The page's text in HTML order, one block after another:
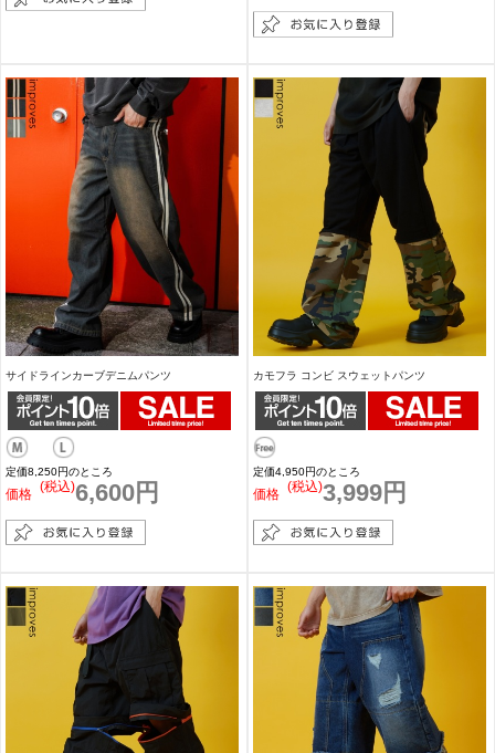
サイドラインカーブデニムパンツ
定価8,250円のところ
価格 6,600円
(税込)
カモフラ コンビ スウェットパンツ
定価4,950円のところ
価格 3,999円
(税込)